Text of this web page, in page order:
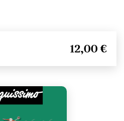
12,00 €